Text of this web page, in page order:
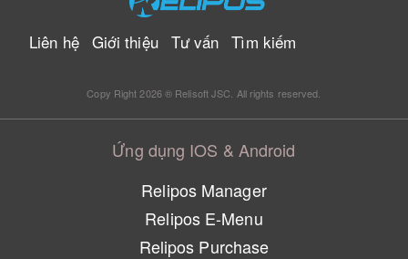
Liên hệ Giới thiệu Tư vấn Tìm kiếm
Copy Right 2026 ® Relisoft JSC. All rights reserved.
Ứng dụng IOS & Android
Relipos Manager
Relipos E-Menu
Relipos Purchase